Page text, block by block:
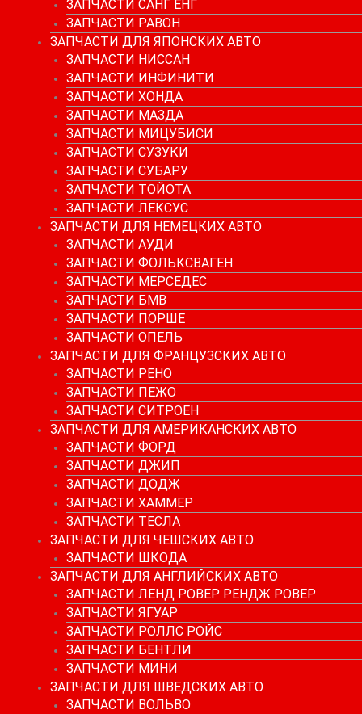
ЗАПЧАСТИ САНГ ЕНГ
ЗАПЧАСТИ РАВОН
ЗАПЧАСТИ ДЛЯ ЯПОНСКИХ АВТО
ЗАПЧАСТИ НИССАН
ЗАПЧАСТИ ИНФИНИТИ
ЗАПЧАСТИ ХОНДА
ЗАПЧАСТИ МАЗДА
ЗАПЧАСТИ МИЦУБИСИ
ЗАПЧАСТИ СУЗУКИ
ЗАПЧАСТИ СУБАРУ
ЗАПЧАСТИ ТОЙОТА
ЗАПЧАСТИ ЛЕКСУС
ЗАПЧАСТИ ДЛЯ НЕМЕЦКИХ АВТО
ЗАПЧАСТИ АУДИ
ЗАПЧАСТИ ФОЛЬКСВАГЕН
ЗАПЧАСТИ МЕРСЕДЕС
ЗАПЧАСТИ БМВ
ЗАПЧАСТИ ПОРШЕ
ЗАПЧАСТИ ОПЕЛЬ
ЗАПЧАСТИ ДЛЯ ФРАНЦУЗСКИХ АВТО
ЗАПЧАСТИ РЕНО
ЗАПЧАСТИ ПЕЖО
ЗАПЧАСТИ СИТРОЕН
ЗАПЧАСТИ ДЛЯ АМЕРИКАНСКИХ АВТО
ЗАПЧАСТИ ФОРД
ЗАПЧАСТИ ДЖИП
ЗАПЧАСТИ ДОДЖ
ЗАПЧАСТИ ХАММЕР
ЗАПЧАСТИ ТЕСЛА
ЗАПЧАСТИ ДЛЯ ЧЕШСКИХ АВТО
ЗАПЧАСТИ ШКОДА
ЗАПЧАСТИ ДЛЯ АНГЛИЙСКИХ АВТО
ЗАПЧАСТИ ЛЕНД РОВЕР РЕНДЖ РОВЕР
ЗАПЧАСТИ ЯГУАР
ЗАПЧАСТИ РОЛЛС РОЙС
ЗАПЧАСТИ БЕНТЛИ
ЗАПЧАСТИ МИНИ
ЗАПЧАСТИ ДЛЯ ШВЕДСКИХ АВТО
ЗАПЧАСТИ ВОЛЬВО